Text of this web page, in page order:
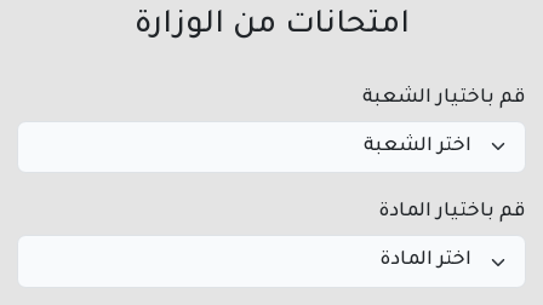
امتحانات من الوزارة
قم باختيار الشعبة
قم باختيار المادة